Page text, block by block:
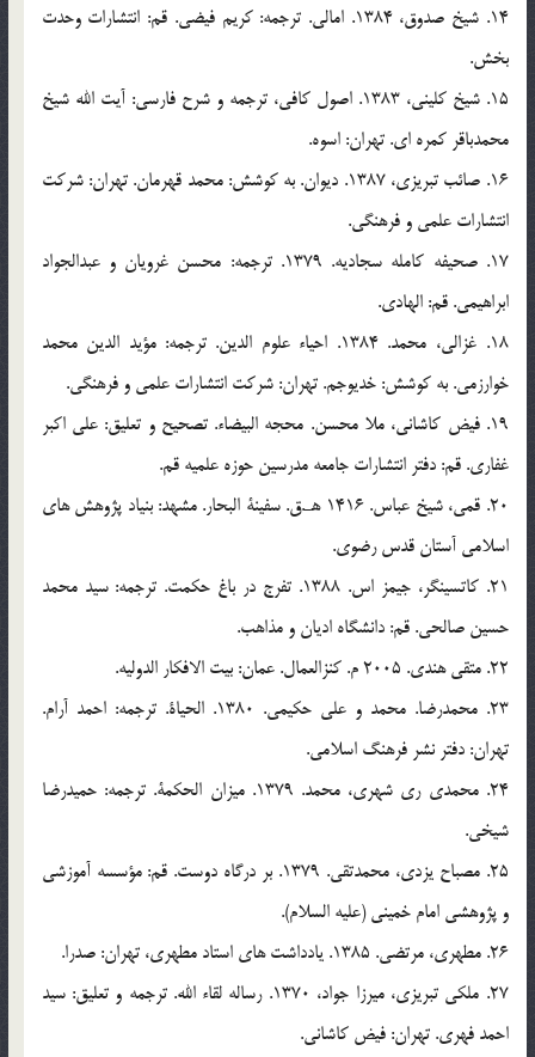
14. شيخ صدوق، 1384. امالي. ترجمه: كريم فيضي. قم: انتشارات وحدت
بخش.
15. شيخ كليني، 1383. اصول كافي، ترجمه و شرح فارسي: آيت الله شيخ
محمدباقر كمره اي. تهران: اسوه.
16. صائب تبريزي، 1387. ديوان. به كوشش: محمد قهرمان. تهران: شركت
انتشارات علمي و فرهنگي.
17. صحيفه كامله سجاديه. 1379. ترجمه: محسن غرويان و عبدالجواد
ابراهيمي. قم: الهادي.
18. غزالي، محمد. 1384. احياء علوم الدين. ترجمه: مؤيد الدين محمد
خوارزمي. به كوشش: خديوجم. تهران: شركت انتشارات علمي و فرهنگي.
19. فيض كاشاني، ملا محسن. محجه البيضاء. تصحيح و تعليق: علي اكبر
غفاري. قم: دفتر انتشارات جامعه مدرسين حوزه علميه قم.
20. قمي، شيخ عباس. 1416 هـ.ق. سفينة البحار. مشهد: بنياد پژوهش هاي
اسلامي آستان قدس رضوي.
21. كاتسينگر، جيمز اس. 1388. تفرج در باغ حكمت. ترجمه: سيد محمد
حسين صالحي. قم: دانشگاه اديان و مذاهب.
22. متقي هندي. 2005 م. كنزالعمال. عمان: بيت الافكار الدوليه.
23. محمدرضا. محمد و علي حكيمي. 1380. الحياة. ترجمه: احمد آرام.
تهران: دفتر نشر فرهنگ اسلامي.
24. محمدي ري شهري، محمد. 1379. ميزان الحكمة. ترجمه: حميدرضا
شيخي.
25. مصباح يزدي، محمدتقي. 1379. بر درگاه دوست. قم: مؤسسه آموزشي
و پژوهشي امام خميني (عليه السلام).
26. مطهري، مرتضي. 1385. يادداشت هاي استاد مطهري، تهران: صدرا.
27. ملكي تبريزي، ميرزا جواد، 1370. رساله لقاء الله. ترجمه و تعليق: سيد
احمد فهري. تهران: فيض كاشاني.